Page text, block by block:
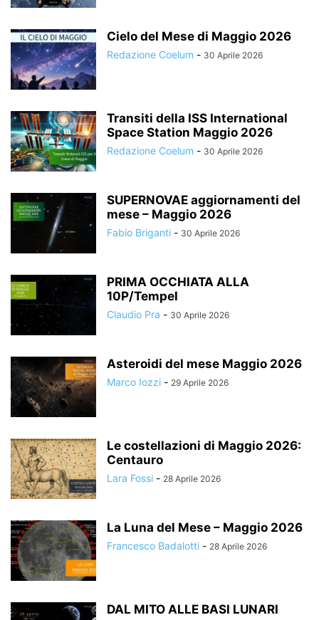
Cielo del Mese di Maggio 2026
Redazione Coelum - 30 Aprile 2026
Transiti della ISS International
Space Station Maggio 2026
Redazione Coelum - 30 Aprile 2026
SUPERNOVAE aggiornamenti del
mese – Maggio 2026
Fabio Briganti - 30 Aprile 2026
PRIMA OCCHIATA ALLA
10P/Tempel
Claudio Pra - 30 Aprile 2026
Asteroidi del mese Maggio 2026
Marco Iozzi - 29 Aprile 2026
Le costellazioni di Maggio 2026:
Centauro
Lara Fossi - 28 Aprile 2026
La Luna del Mese – Maggio 2026
Francesco Badalotti - 28 Aprile 2026
DAL MITO ALLE BASI LUNARI